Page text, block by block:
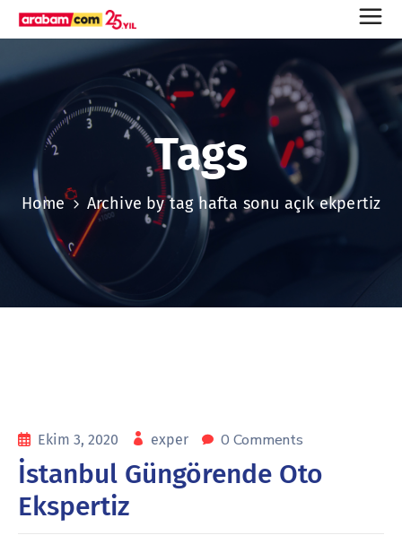
Tags
Home Archive by tag hafta sonu açık ekpertiz
Ekim 3, 2020 exper 0 Comments
İstanbul Güngörende Oto
Ekspertiz